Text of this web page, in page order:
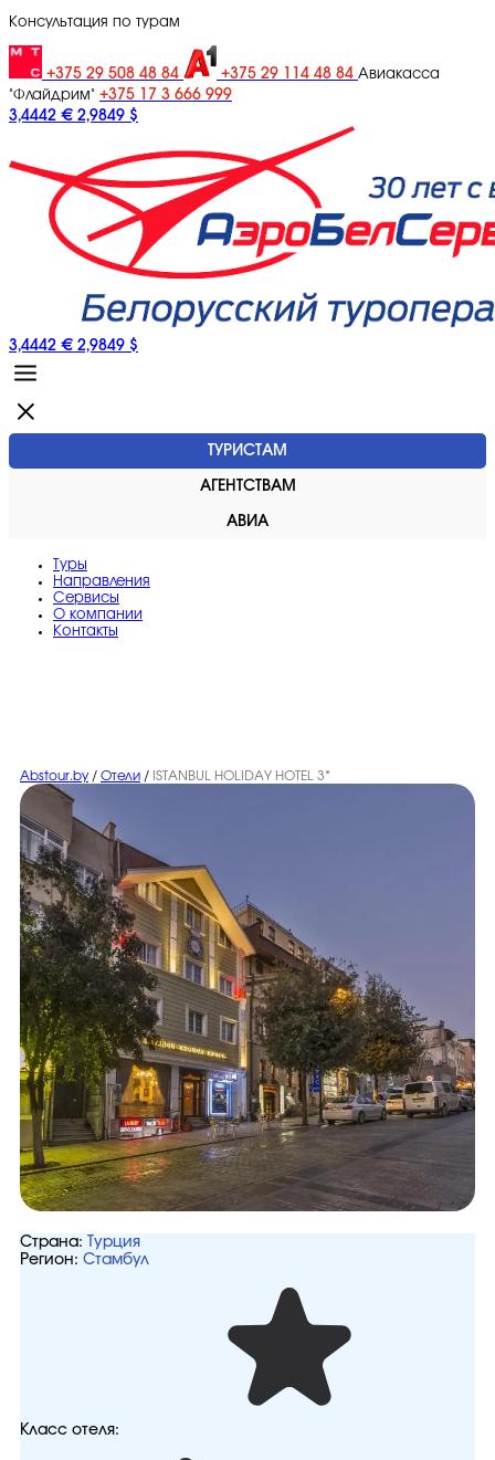
Консультация по турам
+375 29 508 48 84 +375 29 114 48 84 Авиакасса
"Флайдрим" +375 17 3 666 999
3,4442 € 2,9849 $
3,4442 € 2,9849 $
ТУРИСТАМ
АГЕНТСТВАМ
АВИА
Туры
Направления
Сервисы
O компании
Контакты
Abstour.by / Отели / ISTANBUL HOLIDAY HOTEL 3*
Страна:
Турция
Регион: Стамбул
Класс отеля: